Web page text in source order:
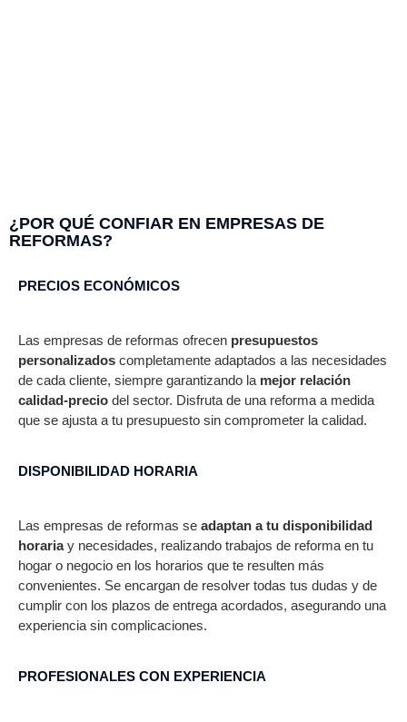
¿POR QUÉ CONFIAR EN EMPRESAS DE
REFORMAS?​
PRECIOS ECONÓMICOS
Las empresas de reformas ofrecen presupuestos
personalizados completamente adaptados a las necesidades
de cada cliente, siempre garantizando la mejor relación
calidad-precio del sector. Disfruta de una reforma a medida
que se ajusta a tu presupuesto sin comprometer la calidad.
DISPONIBILIDAD HORARIA
Las empresas de reformas se adaptan a tu disponibilidad
horariay necesidades, realizando trabajos de reforma en tu
hogar o negocio en los horarios que te resulten más
convenientes. Se encargan de resolver todas tus dudas y de
cumplir con los plazos de entrega acordados, asegurando una
experiencia sin complicaciones.
PROFESIONALES CON EXPERIENCIA​